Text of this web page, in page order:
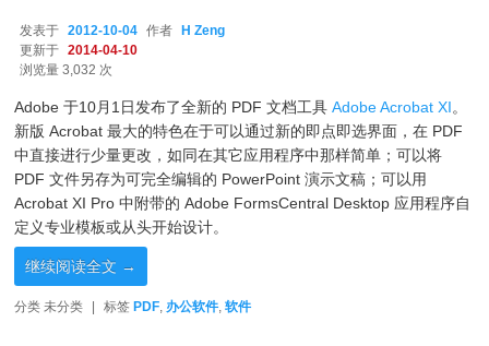
发表于 2012-10-04 作者
H Zeng
更新于
2014-04-10
浏览量 3,032 次
Adobe 于10月1日发布了全新的 PDF 文档工具Adobe Acrobat XI。
新版 Acrobat 最大的特色在于可以通过新的即点即选界面，在 PDF
中直接进行少量更改，如同在其它应用程序中那样简单；可以将
PDF 文件另存为可完全编辑的 PowerPoint 演示文稿；可以用
Acrobat XI Pro 中附带的 Adobe FormsCentral Desktop 应用程序自
定义专业模板或从头开始设计。
继续阅读全文 →
分类 未分类 | 标签 PDF, 办公软件,软件